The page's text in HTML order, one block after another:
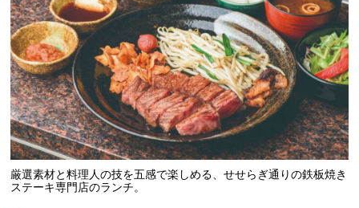
厳選素材と料理人の技を五感で楽しめる、せせらぎ通りの鉄板焼き
ステーキ専門店のランチ。